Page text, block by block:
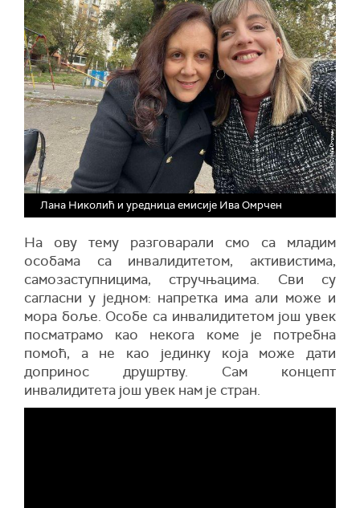
Лана Николић и уредница емисије Ива Омрчен
На ову тему разговарали смо са младим
особама са инвалидитетом, активистима,
самозаступницима, стручњацима. Сви су
сагласни у једном: напретка има али може и
мора боље. Особе са инвалидитетом још увек
посматрамо као некога коме је потребна
помоћ, а не као јединку која може дати
допринос друшртву. Сам концепт
инвалидитета још увек нам је стран.